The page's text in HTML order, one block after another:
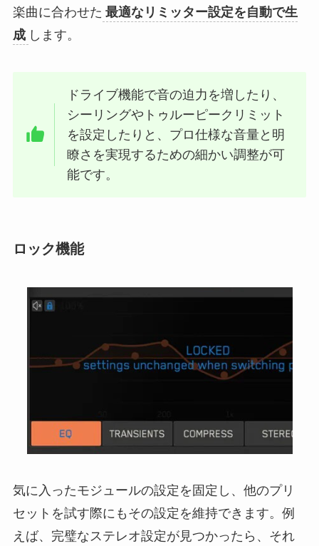
楽曲に合わせた 最適なリミッター設定を自動で生
成 します。
ドライブ機能で音の迫力を増したり、
シーリングやトゥルーピークリミット
を設定したりと、プロ仕様な音量と明
瞭さを実現するための細かい調整が可
能です。
ロック機能
気に入ったモジュールの設定を固定し、他のプリ
セットを試す際にもその設定を維持できます。例
えば、完璧なステレオ設定が見つかったら、それ